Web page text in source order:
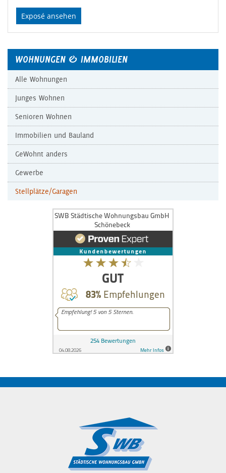
Exposé ansehen
WOHNUNGEN & IMMOBILIEN
Alle Wohnungen
Junges Wohnen
Senioren Wohnen
Immobilien und Bauland
GeWohnt anders
Gewerbe
Stellplätze/Garagen